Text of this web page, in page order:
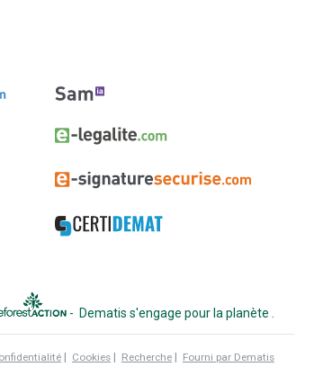
- Dematis s'engage pour la planète
| Cookies | Recherche | Fourni par Dematis